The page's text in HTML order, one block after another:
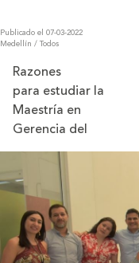
Publicado el 07-03-2022
Medellín / Todos
Razones
para estudiar la
Maestría en
Gerencia del
Cuidado de la
Enfermería en la